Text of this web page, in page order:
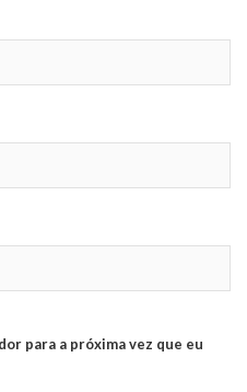
para a próxima vez que eu